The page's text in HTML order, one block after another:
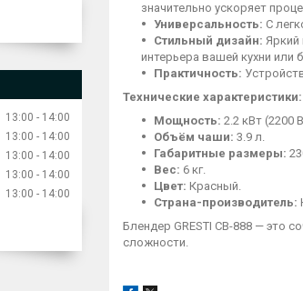
значительно ускоряет
Универсальность: С
Стильный дизайн: Яркий
интерьера вашей кухни или
Практичность:
Технические характеристики:
Мощность: 2.2 кВт (2200
Объём чаши: 3.9 л.
Габаритные размеры:
Вес: 6 кг.
Цвет: Красный.
Страна-производитель:
Блендер GRESTI CB-888 — это
сложности.
13:00
14:00
13:00
14:00
13:00
14:00
13:00
14:00
13:00
14:00